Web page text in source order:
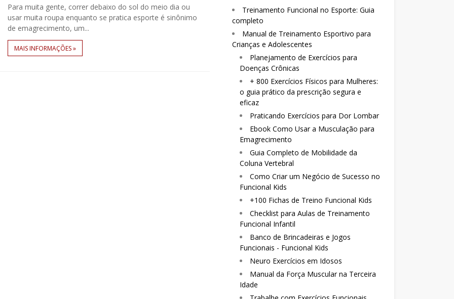
Para muita gente, correr debaixo do sol do meio dia ou
usar muita roupa enquanto se pratica esporte é sinônimo
de emagrecimento, um...
MAIS INFORMAÇÕES »
Treinamento Funcional no Esporte: Guia
completo
Manual de Treinamento Esportivo para
Crianças e Adolescentes
Planejamento de Exercícios para
Doenças Crônicas
+ 800 Exercícios Físicos para Mulheres:
o guia prático da prescrição segura e
eficaz
Praticando Exercícios para Dor Lombar
Ebook Como Usar a Musculação para
Emagrecimento
Guia Completo de Mobilidade da
Coluna Vertebral
Como Criar um Negócio de Sucesso no
Funcional Kids
+100 Fichas de Treino Funcional Kids
Checklist para Aulas de Treinamento
Funcional Infantil
Banco de Brincadeiras e Jogos
Funcionais - Funcional Kids
Neuro Exercícios em Idosos
Manual da Força Muscular na Terceira
Idade